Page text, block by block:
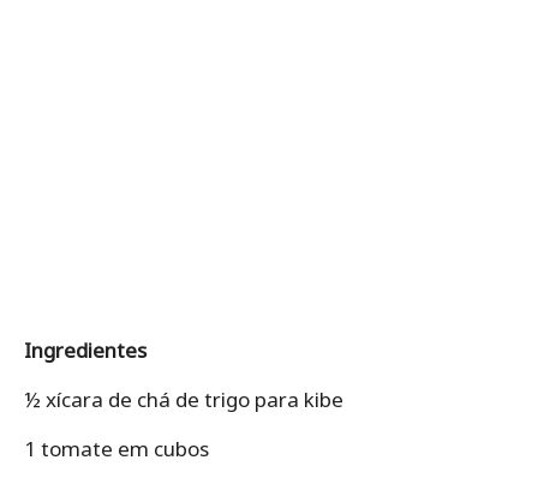
Ingredientes
½ xícara de chá de trigo para kibe
1 tomate em cubos